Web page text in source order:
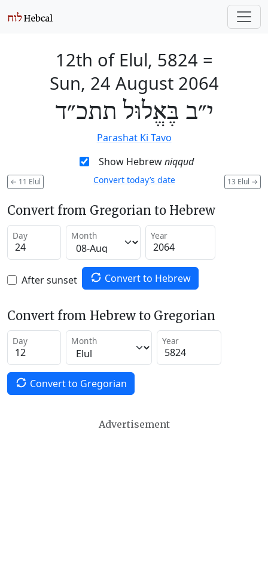
12th of Elul, 5824 =
Sun, 24 August 2064
י״ב בֶּאֱלוּל תתכ״ד
Parashat Ki Tavo
Show Hebrewniqqud
← 11 Elul 13 Elul →
Convert today’s date
Convert from Gregorian to Hebrew
Day Month Year
After sunset Convert to Hebrew
Convert from Hebrew to Gregorian
Day Month Year
Convert to Gregorian
Advertisement